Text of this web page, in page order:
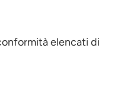
elencati di